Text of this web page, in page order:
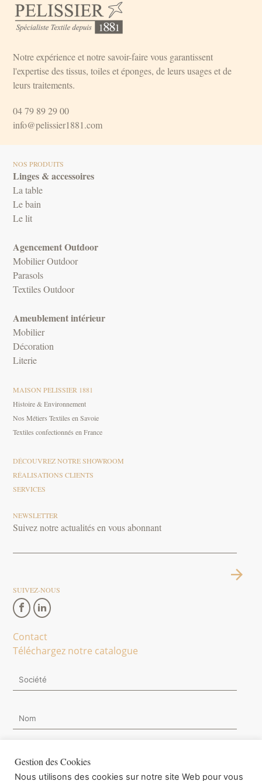
Notre expérience et notre savoir-faire vous garantissent
l'expertise des tissus, toiles et éponges, de leurs usages et de
leurs traitements.
04 79 89 29 00
info@pelissier1881.com
NOS PRODUITS
Linges & accessoires
La table
Le bain
Le lit
Agencement Outdoor
Mobilier Outdoor
Parasols
Textiles Outdoor
Ameublement intérieur
Mobilier
Décoration
Literie
MAISON PELISSIER 1881
Histoire & Environnement
Nos Métiers Textiles en Savoie
Textiles confectionnés en France
DÉCOUVREZ NOTRE SHOWROOM
RÉALISATIONS CLIENTS
SERVICES
NEWSLETTER
Suivez notre actualités en vous abonnant
SUIVEZ-NOUS
Contact
Téléchargez notre catalogue
Gestion des Cookies
Nous utilisons des cookies sur notre site Web pour vous